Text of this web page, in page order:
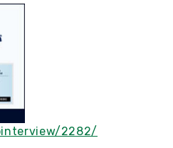
2282/